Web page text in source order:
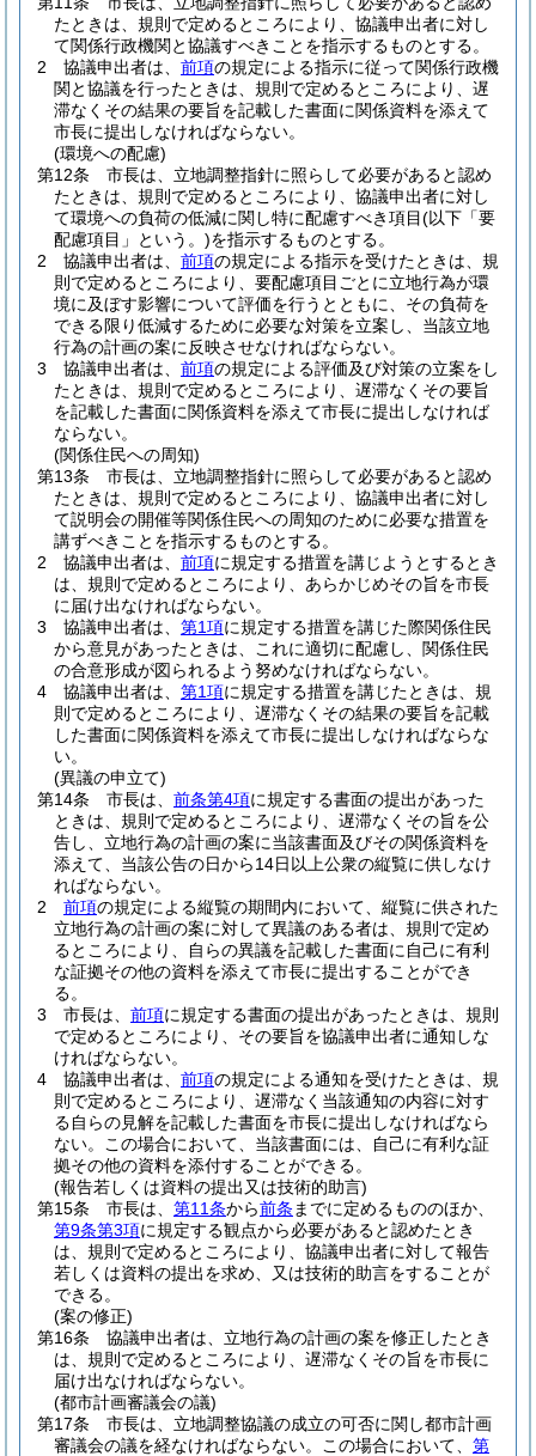
たときは、規則で定めるところにより、協議申出者に対し
て関係行政機関と協議すべきことを指示するものとする。
2
協議申出者は、 前項の規定による指示に従って関係行政機
関と協議を行ったときは、規則で定めるところにより、遅
滞なくその結果の要旨を記載した書面に関係資料を添えて
市長に提出しなければならない。
(環境への配慮)
第12条
市長は、立地調整指針に照らして必要があると認め
たときは、規則で定めるところにより、協議申出者に対し
て環境への負荷の低減に関し特に配慮すべき項目(以下「要
配慮項目」という。)を指示するものとする。
2
協議申出者は、 前項の規定による指示を受けたときは、規
則で定めるところにより、要配慮項目ごとに立地行為が環
境に及ぼす影響について評価を行うとともに、その負荷を
できる限り低減するために必要な対策を立案し、当該立地
行為の計画の案に反映させなければならない。
3
協議申出者は、 前項の規定による評価及び対策の立案をし
たときは、規則で定めるところにより、遅滞なくその要旨
を記載した書面に関係資料を添えて市長に提出しなければ
ならない。
(関係住民への周知)
第13条
市長は、立地調整指針に照らして必要があると認め
たときは、規則で定めるところにより、協議申出者に対し
て説明会の開催等関係住民への周知のために必要な措置を
講ずべきことを指示するものとする。
2
協議申出者は、 前項に規定する措置を講じようとするとき
は、規則で定めるところにより、あらかじめその旨を市長
に届け出なければならない。
3
協議申出者は、 第1項に規定する措置を講じた際関係住民
から意見があったときは、これに適切に配慮し、関係住民
の合意形成が図られるよう努めなければならない。
4
協議申出者は、 第1項に規定する措置を講じたときは、規
則で定めるところにより、遅滞なくその結果の要旨を記載
した書面に関係資料を添えて市長に提出しなければならな
い。
(異議の申立て)
第14条
市長は、 前条第4項に規定する書面の提出があった
ときは、規則で定めるところにより、遅滞なくその旨を公
告し、立地行為の計画の案に当該書面及びその関係資料を
添えて、当該公告の日から14日以上公衆の縦覧に供しなけ
ればならない。
2
前項の規定による縦覧の期間内において、縦覧に供された
立地行為の計画の案に対して異議のある者は、規則で定め
るところにより、自らの異議を記載した書面に自己に有利
な証拠その他の資料を添えて市長に提出することができ
る。
3
市長は、 前項に規定する書面の提出があったときは、規則
で定めるところにより、その要旨を協議申出者に通知しな
ければならない。
4
協議申出者は、 前項の規定による通知を受けたときは、規
則で定めるところにより、遅滞なく当該通知の内容に対す
る自らの見解を記載した書面を市長に提出しなければなら
ない。
この場合において、当該書面には、自己に有利な証
拠その他の資料を添付することができる。
(報告若しくは資料の提出又は技術的助言)
第15条
市長は、 第11条から前条 までに定めるもののほか、
第9条第3項に規定する観点から必要があると認めたとき
は、規則で定めるところにより、協議申出者に対して報告
若しくは資料の提出を求め、又は技術的助言をすることが
できる。
(案の修正)
第16条
協議申出者は、立地行為の計画の案を修正したとき
は、規則で定めるところにより、遅滞なくその旨を市長に
届け出なければならない。
(都市計画審議会の議)
第17条
市長は、立地調整協議の成立の可否に関し都市計画
審議会の議を経なければならない。
この場合において、 第